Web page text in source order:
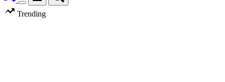
Switch
color
Trending